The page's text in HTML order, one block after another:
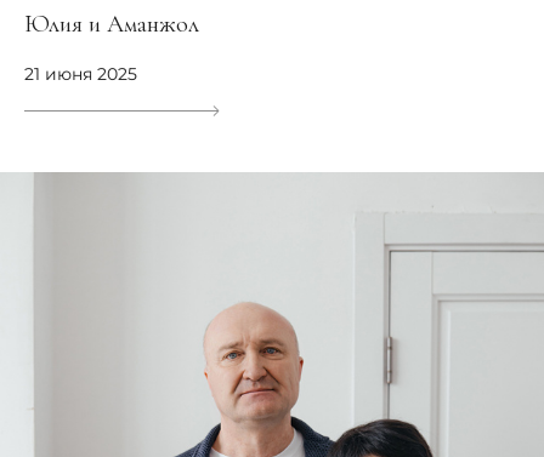
Юлия и Аманжол
21 июня 2025